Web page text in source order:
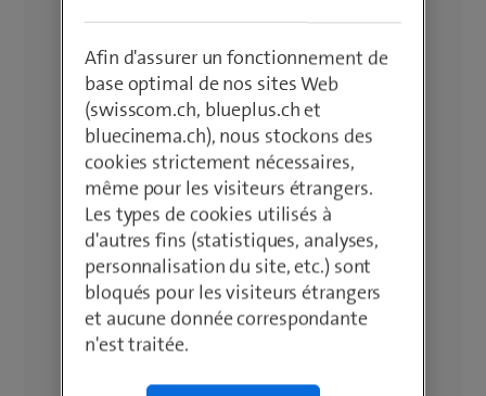
Afin d'assurer un fonctionnement de
base optimal de nos sites Web
(swisscom.ch, blueplus.ch et
bluecinema.ch), nous stockons des
cookies strictement nécessaires,
même pour les visiteurs étrangers.
Les types de cookies utilisés à
d'autres fins (statistiques, analyses,
personnalisation du site, etc.) sont
bloqués pour les visiteurs étrangers
et aucune donnée correspondante
n'est traitée.